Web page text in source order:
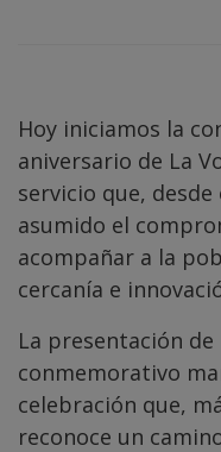
Hoy iniciamos la
aniversario de La
servicio que, desde
asumido el
acompañar a la
cercanía e
La presentación
conmemorativo
celebración que,
reconoce un